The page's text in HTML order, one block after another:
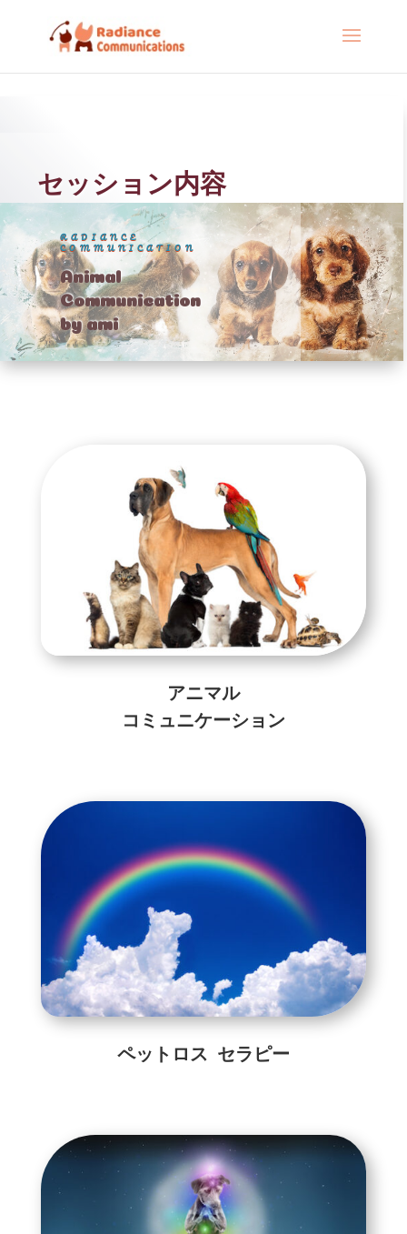
セッション内容
RADIANCE
COMMUNICATION
Animal
Communication
by ami
アニマル
コミュニケーション
ペットロス セラピー